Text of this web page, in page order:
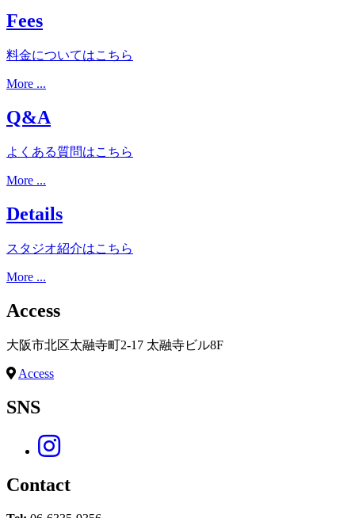
Fees
料金についてはこちら
More ...
Q&A
よくある質問はこちら
More ...
Details
スタジオ紹介はこちら
More ...
Access
大阪市北区太融寺町2-17 太融寺ビル8F
Access
SNS
Contact